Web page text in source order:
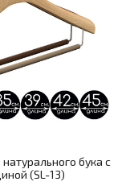
бука c
(SL-13)
КЛИК
(без покрытия)+ 3